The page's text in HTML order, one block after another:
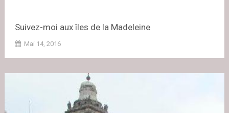
Suivez-moi aux îles de la Madeleine
Mai 14, 2016